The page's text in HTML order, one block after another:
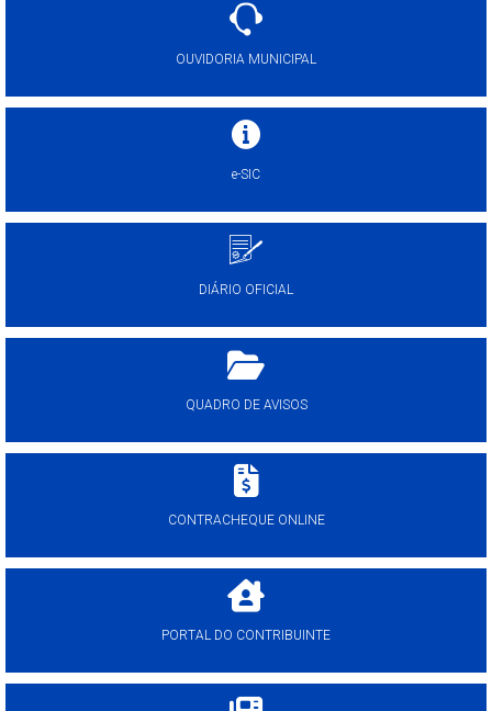
OUVIDORIA MUNICIPAL
e-SIC
DIÁRIO OFICIAL
QUADRO DE AVISOS
CONTRACHEQUE ONLINE
PORTAL DO CONTRIBUINTE